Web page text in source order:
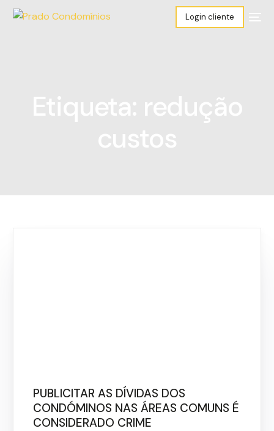
Login cliente
PUBLICITAR AS DÍVIDAS DOS
CONDÓMINOS NAS ÁREAS COMUNS É
CONSIDERADO CRIME